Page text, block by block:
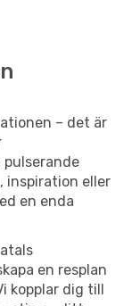
– det är
inspiration eller
en enda
en resplan
kopplar dig till